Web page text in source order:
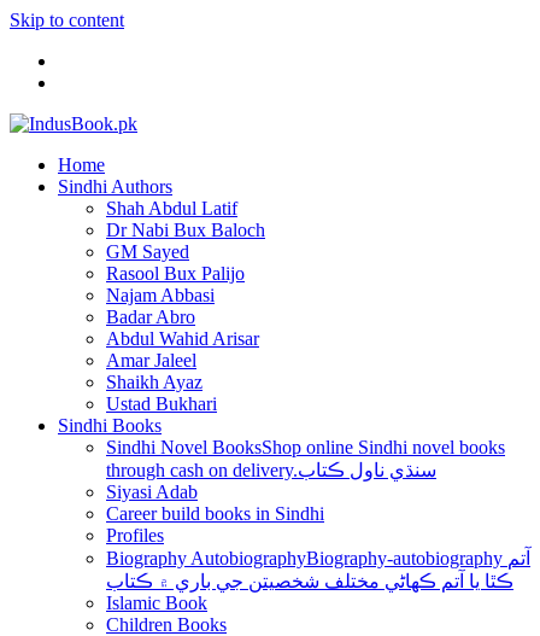
Skip to content
Home
Sindhi Authors
Shah Abdul Latif
Dr Nabi Bux Baloch
GM Sayed
Rasool Bux Palijo
Najam Abbasi
Badar Abro
Abdul Wahid Arisar
Amar Jaleel
Shaikh Ayaz
Ustad Bukhari
Sindhi Books
Sindhi Novel BooksShop online Sindhi novel books
through cash on delivery.سنڌي ناول ڪتاب
Siyasi Adab
Career build books in Sindhi
Profiles
Biography AutobiographyBiography-autobiography آتم
ڪٿا يا آتم ڪھاڻي مختلف شخصيتن جي باري ۾ ڪتاب
Islamic Book
Children Books